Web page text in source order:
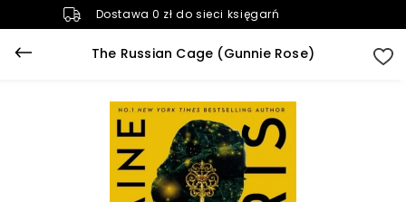
Dostawa 0 zł do sieci księgarń
The Russian Cage (Gunnie Rose)